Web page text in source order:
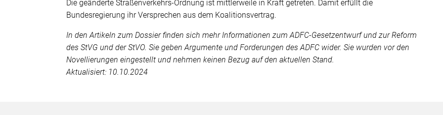
Die geänderte Straßenverkehrs-Ordnung ist mittlerweile in Kraft getreten. Damit erfüllt die
Bundesregierung ihr Versprechen aus dem Koalitionsvertrag.
In den Artikeln zum Dossier finden sich mehr Informationen zum ADFC-Gesetzentwurf und zur Reform
des StVG und der StVO. Sie geben Argumente und Forderungen des ADFC wider. Sie wurden vor den
Novellierungen eingestellt und nehmen keinen Bezug auf den aktuellen Stand.
Aktualisiert: 10.10.2024